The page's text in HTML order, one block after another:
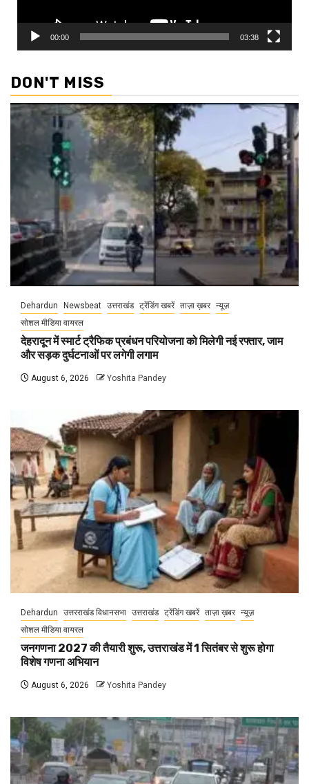
00:00 03:38
DON'T MISS
Dehardun Newsbeat उत्तराखंड ट्रेंडिंग खबरें ताज़ा ख़बर न्यूज़
सोशल मीडिया वायरल
देहरादून में स्मार्ट ट्रैफिक प्रबंधन परियोजना को मिलेगी नई रफ्तार, जाम
और सड़क दुर्घटनाओं पर लगेगी लगाम
August 6, 2026 Yoshita Pandey
Dehardun उत्तरराखंड विधानसभा उत्तराखंड ट्रेंडिंग खबरें ताज़ा ख़बर न्यूज़
सोशल मीडिया वायरल
जनगणना 2027 की तैयारी शुरू, उत्तराखंड में 1 सितंबर से शुरू होगा
विशेष गणना अभियान
August 6, 2026 Yoshita Pandey